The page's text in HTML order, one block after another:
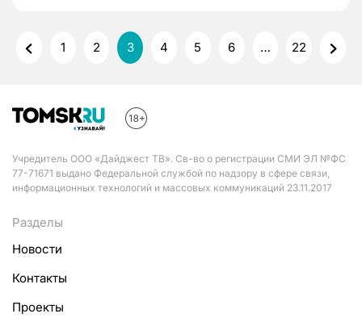
1 2 3 4 5 6 … 22
Учредитель ООО «Дайджест ТВ». Св-во о регистрации СМИ ЭЛ №ФС
77-71671 выдано Федеральной службой по надзору в сфере связи,
информационных технологий и массовых коммуникаций 23.11.2017
Разделы
Новости
Контакты
Проекты